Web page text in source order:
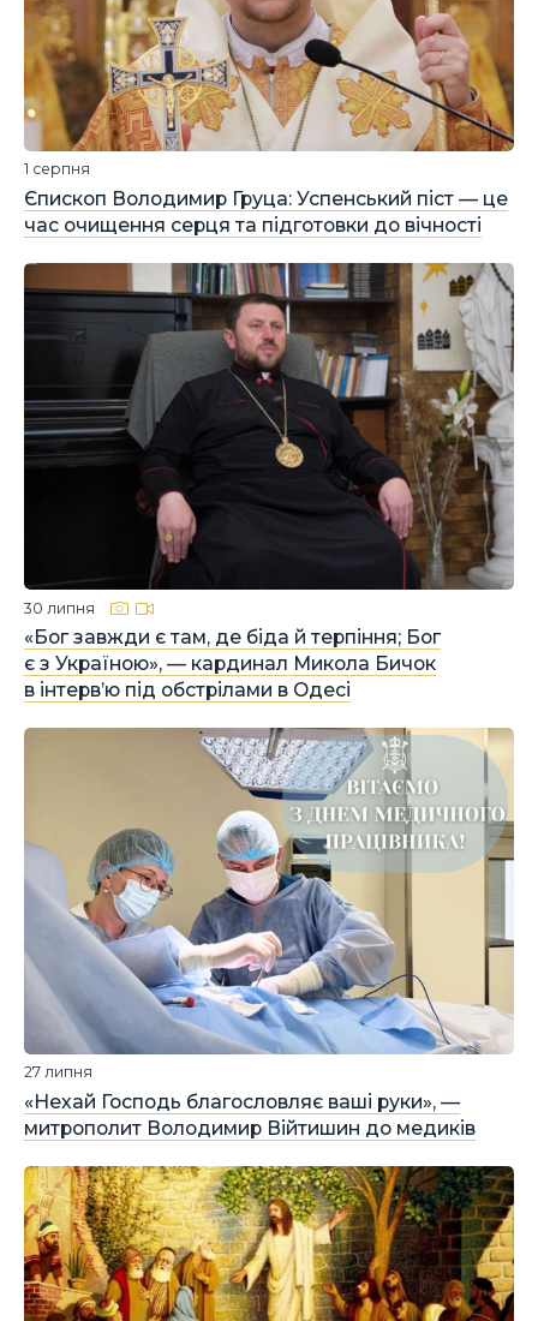
Єпископ Володимир Груца: Успенський піст — це
час очищення серця та підготовки до вічності
1 серпня
«Бог завжди є там, де біда й терпіння; Бог
є з Україною», — кардинал Микола Бичок
в інтерв’ю під обстрілами в Одесі
30 липня
«Нехай Господь благословляє ваші руки», —
митрополит Володимир Війтишин до медиків
27 липня